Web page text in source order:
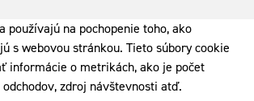
používajú na pochopenie toho, ako
s webovou stránkou. Tieto súbory cookie
informácie o metrikách, ako je počet
zdroj návštevnosti atď.